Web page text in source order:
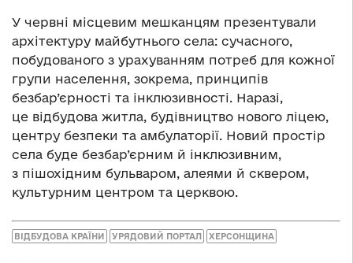
У червні місцевим мешканцям презентували
архітектуру майбутнього села: сучасного,
побудованого з урахуванням потреб для кожної
групи населення, зокрема, принципів
безбар’єрності та інклюзивності. Наразі,
це відбудова житла, будівництво нового ліцею,
центру безпеки та амбулаторії. Новий простір
села буде безбар’єрним й інклюзивним,
з пішохідним бульваром, алеями й сквером,
культурним центром та церквою.
ВІДБУДОВА КРАЇНИ УРЯДОВИЙ ПОРТАЛ ХЕРСОНЩИНА